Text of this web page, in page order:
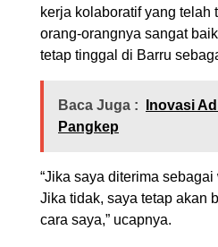
kerja kolaboratif yang telah
orang-orangnya sangat
tetap tinggal di Barru
Baca Juga :
Inovasi
Pangkep
“Jika saya diterima
Jika tidak, saya tetap akan
cara saya,” ucapnya.